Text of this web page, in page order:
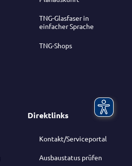
TNG-Glasfaser in
einfacher Sprache
TNG-Shops
Direktlinks
Kontakt/Serviceportal
Ausbaustatus prüfen